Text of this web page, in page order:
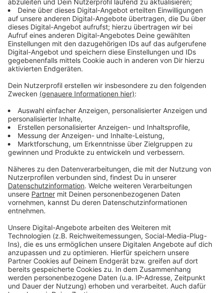
die Fabian Müller bei seinem Konzert in der Tonhalle in
den Fokus nimmt. Der junge Tastenkünstler
begeisterte die Düsseldorfer Klavier-Fans bereits
2019 bei seinem Debüt in der Reihe Talente
entdecken. Und auch diesmal darf man gespannt sein
auf ein ganz besonderes Programm: Brahms’
eine Ein-Mann-Sinfonie voran: Beethovens Fünfte,
arrangiert für Klavier von Fabian Müller persönlich.
Mittwoch, 22. November 2023, 20 Uhr
Mehr Infos hier.
Anzeige
Anzeige